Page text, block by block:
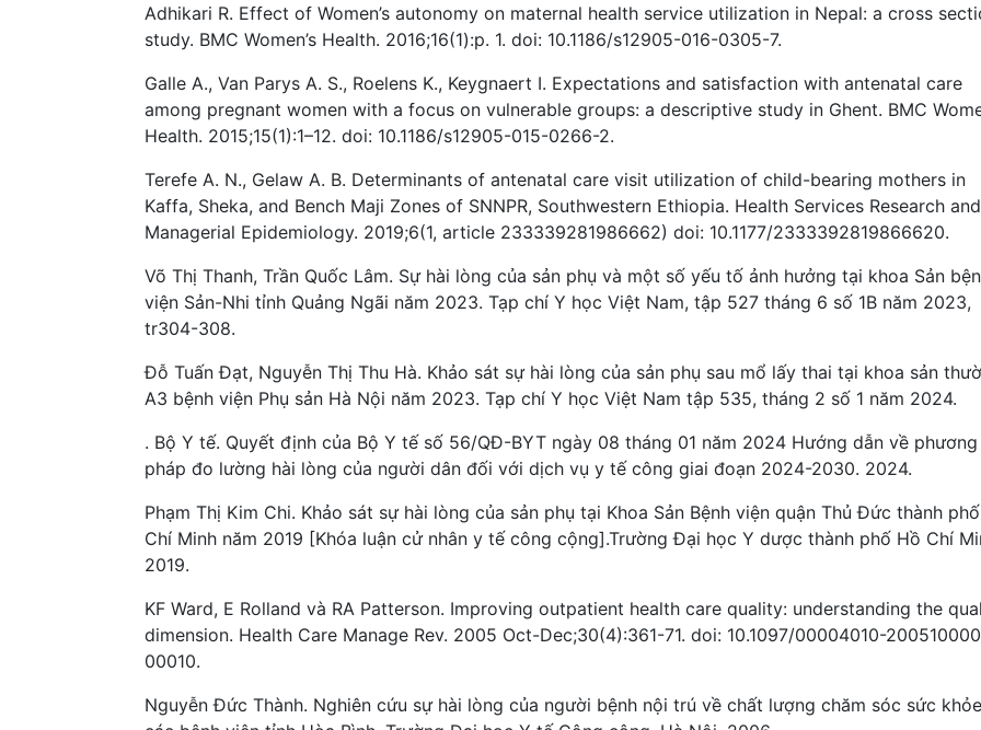
Adhikari R. Effect of Women’s autonomy on maternal health service utilization in Nepal: a cross
study. BMC Women’s Health. 2016;16(1):p. 1. doi: 10.1186/s12905-016-0305-7.
Galle A., Van Parys A. S., Roelens K., Keygnaert I. Expectations and satisfaction with antenatal care
among pregnant women with a focus on vulnerable groups: a descriptive study in Ghent. BMC
Health. 2015;15(1):1–12. doi: 10.1186/s12905-015-0266-2.
Terefe A. N., Gelaw A. B. Determinants of antenatal care visit utilization of child-bearing mothers in
Kaffa, Sheka, and Bench Maji Zones of SNNPR, Southwestern Ethiopia. Health Services Research and
Managerial Epidemiology. 2019;6(1, article 233339281986662) doi: 10.1177/2333392819866620.
Võ Thị Thanh, Trần Quốc Lâm. Sự hài lòng của sản phụ và một số yếu tố ảnh hưởng tại khoa Sản
viện Sản-Nhi tỉnh Quảng Ngãi năm 2023. Tạp chí Y học Việt Nam, tập 527 tháng 6 số 1B năm 2023,
tr304-308.
Đỗ Tuấn Đạt, Nguyễn Thị Thu Hà. Khảo sát sự hài lòng của sản phụ sau mổ lấy thai tại khoa sản
A3 bệnh viện Phụ sản Hà Nội năm 2023. Tạp chí Y học Việt Nam tập 535, tháng 2 số 1 năm 2024.
. Bộ Y tế. Quyết định của Bộ Y tế số 56/QĐ-BYT ngày 08 tháng 01 năm 2024 Hướng dẫn về phương
pháp đo lường hài lòng của người dân đối với dịch vụ y tế công giai đoạn 2024-2030. 2024.
Phạm Thị Kim Chi. Khảo sát sự hài lòng của sản phụ tại Khoa Sản Bệnh viện quận Thủ Đức thành
Chí Minh năm 2019 [Khóa luận cử nhân y tế công cộng].Trường Đại học Y dược thành phố Hồ Chí
2019.
KF Ward, E Rolland và RA Patterson. Improving outpatient health care quality: understanding the
dimension. Health Care Manage Rev. 2005 Oct-Dec;30(4):361-71. doi: 10.1097/00004010-
00010.
Nguyễn Đức Thành. Nghiên cứu sự hài lòng của người bệnh nội trú về chất lượng chăm sóc sức